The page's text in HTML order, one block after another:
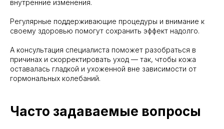
внутренние изменения.
Регулярные поддерживающие процедуры и внимание к
своему здоровью помогут сохранить эффект надолго.
А консультация специалиста поможет разобраться в
причинах и скорректировать уход — так, чтобы кожа
оставалась гладкой и ухоженной вне зависимости от
гормональных колебаний.
Часто задаваемые вопросы